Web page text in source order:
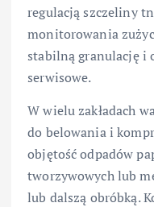
regulacją szczeliny
monitorowania
stabilną granulację i
serwisowe.
W wielu zakładach
do belowania i
objętość odpadów
tworzywowych lub
lub dalszą obróbką.